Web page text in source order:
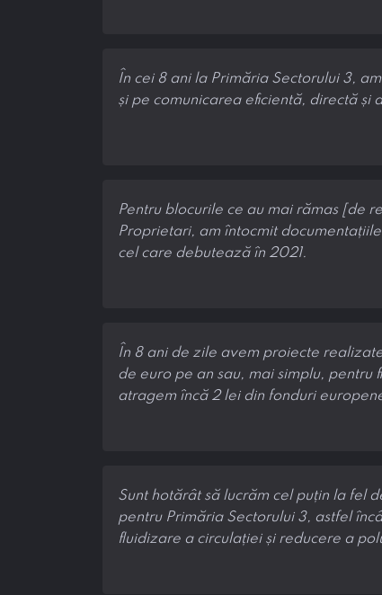
În cei 8 ani la Primăria Sectorului 3,
și pe comunicarea eficientă, directă și
Pentru blocurile ce au mai rămas [de
Proprietari, am întocmit
cel care debutează în 2021.
În 8 ani de zile avem proiecte
de euro pe an sau, mai simplu,
atragem încă 2 lei din fonduri
Sunt hotărât să lucrăm cel puțin la fel
pentru Primăria Sectorului 3, astfel
fluidizare a circulației și reducere a